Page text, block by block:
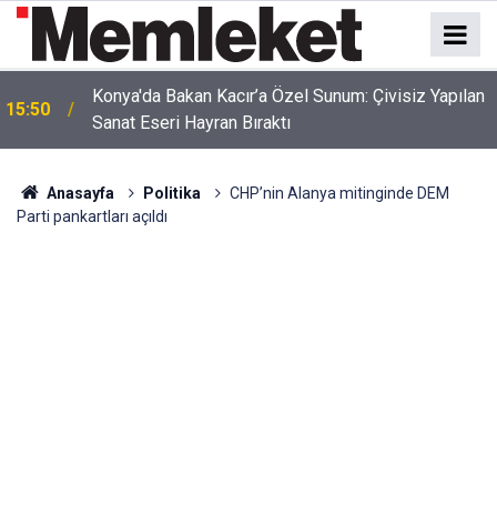
Konya'da Bakan Kacır’a Özel Sunum: Çivisiz Yapılan
Sanat Eseri Hayran Bıraktı
15:47
Srebrenitsa'dan Ramallah'a Uzanan Tarihi Yolculuk!
Başkan Kılca Mitinge Katıldı
Anasayfa Politika
CHP’nin Alanya mitinginde DEM
Parti pankartları açıldı